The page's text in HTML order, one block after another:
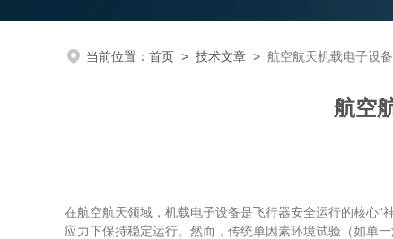
当前位置： 首页 > 技术文章 > 航空航天机载电子设
航空
在航空航天领域，机载电子设备是飞行器安全运行的核心
应力下保持稳定运行。然而，传统单因素环境试验（如单